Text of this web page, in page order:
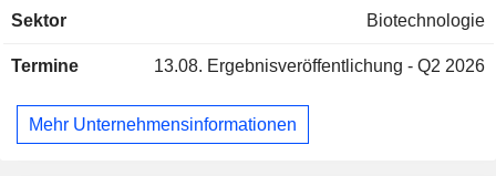
Entwicklungspartnerschaften, Lizenzierung von
angeboten. Evotec SE ist in einer Reihe von Bereichen tätig,
Komplikationen bei Diabetes, Schmerzen und
Entzündungen, Onkologie, Infektionskrankheiten,
Sektor Biotechnologie
Termine 13.08. Ergebnisveröffentlichung - Q2 2026
Mehr Unternehmensinformationen